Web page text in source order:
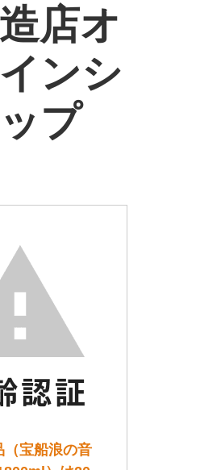
店オ
ンシ
プ
（宝船浪の音